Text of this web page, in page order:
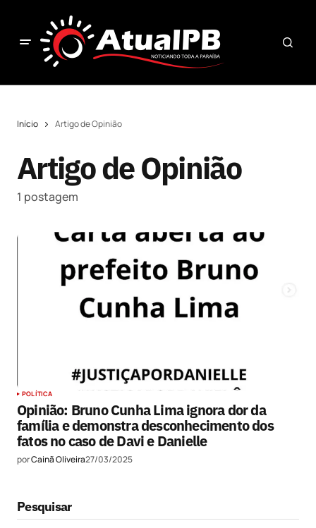
Início Artigo de Opinião
Artigo de Opinião
1 postagem
POLÍTICA
Opinião: Bruno Cunha Lima ignora dor da
família e demonstra desconhecimento dos
fatos no caso de Davi e Danielle
porCainã Oliveira27/03/2025
Pesquisar